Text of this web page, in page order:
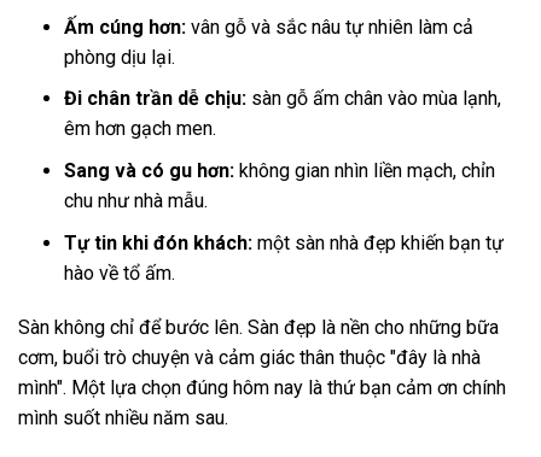
Ấm cúng hơn: vân gỗ và sắc nâu tự nhiên làm cả
phòng dịu lại.
Đi chân trần dễ chịu: sàn gỗ ấm chân vào mùa lạnh,
êm hơn gạch men.
Sang và có gu hơn: không gian nhìn liền mạch, chỉn
chu như nhà mẫu.
Tự tin khi đón khách: một sàn nhà đẹp khiến bạn tự
hào về tổ ấm.
Sàn không chỉ để bước lên. Sàn đẹp là nền cho những bữa
cơm, buổi trò chuyện và cảm giác thân thuộc "đây là nhà
mình". Một lựa chọn đúng hôm nay là thứ bạn cảm ơn chính
mình suốt nhiều năm sau.